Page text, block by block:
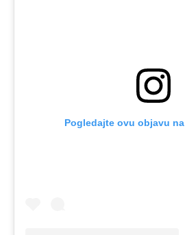
Pogledajte ovu objavu